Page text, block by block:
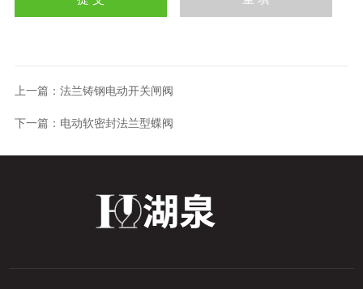
上一篇： 法兰铸钢电动开关闸阀
下一篇： 电动软密封法兰型蝶阀